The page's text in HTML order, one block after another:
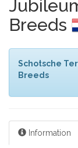
Breeds
Schotsche
Breeds
Information